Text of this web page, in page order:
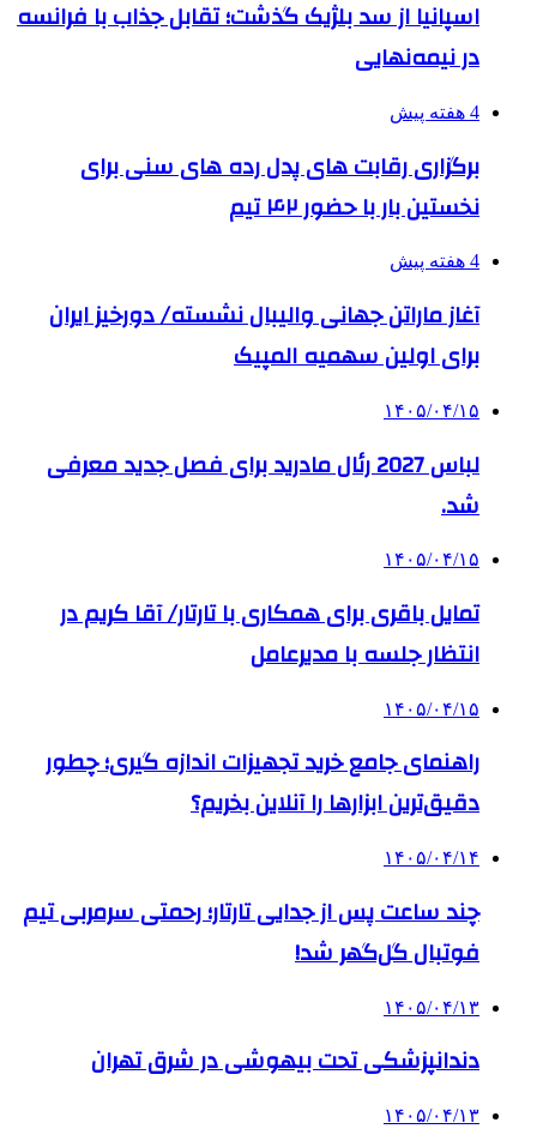
اسپانیا از سد بلژیک گذشت؛ تقابل جذاب با فرانسه
در نیمه‌نهایی
4 هفته پیش
برگزاری رقابت های پدل رده های سنی برای
نخستین بار با حضور ۴۲ تیم
4 هفته پیش
آغاز ماراتن جهانی والیبال نشسته/ دورخیز ایران
برای اولین سهمیه المپیک
۱۴۰۵/۰۴/۱۵
لباس 2027 رئال مادرید برای فصل جدید معرفی
شد.
۱۴۰۵/۰۴/۱۵
تمایل باقری برای همکاری با تارتار/ آقا کریم در
انتظار جلسه با مدیرعامل
۱۴۰۵/۰۴/۱۵
راهنمای جامع خرید تجهیزات اندازه گیری؛ چطور
دقیق‌ترین ابزارها را آنلاین بخریم؟
۱۴۰۵/۰۴/۱۴
چند ساعت پس از جدایی تارتار؛ رحمتی سرمربی تیم
فوتبال گل‌گهر شد!
۱۴۰۵/۰۴/۱۳
دندانپزشکی تحت بیهوشی در شرق تهران
۱۴۰۵/۰۴/۱۳